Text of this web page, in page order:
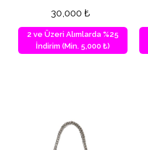
30,000 ₺
2 ve Üzeri Alımlarda %25
İndirim (Min. 5,000 ₺)